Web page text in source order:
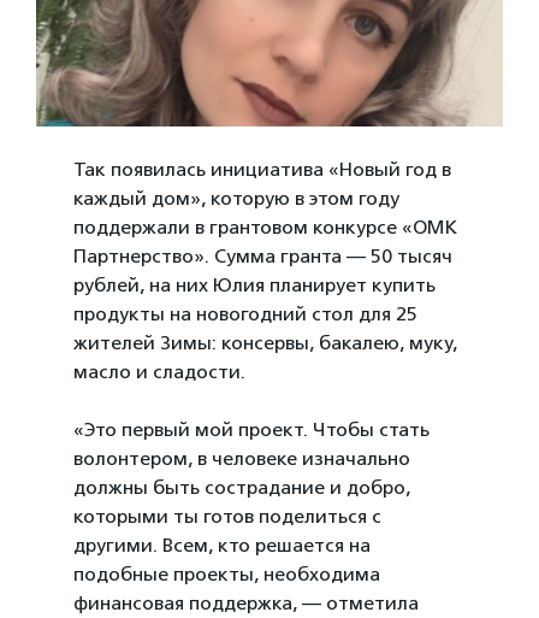
Так появилась инициатива «Новый год в
каждый дом», которую в этом году
поддержали в грантовом конкурсе «ОМК
Партнерство». Сумма гранта — 50 тысяч
рублей, на них Юлия планирует купить
продукты на новогодний стол для 25
жителей Зимы: консервы, бакалею, муку,
масло и сладости.
«Это первый мой проект. Чтобы стать
волонтером, в человеке изначально
должны быть сострадание и добро,
которыми ты готов поделиться с
другими. Всем, кто решается на
подобные проекты, необходима
финансовая поддержка, — отметила